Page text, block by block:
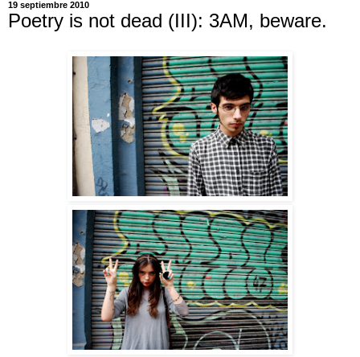
19 septiembre 2010
Poetry is not dead (III): 3AM, beware.